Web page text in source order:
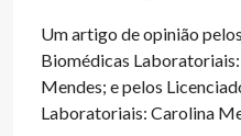
Um artigo de opinião
Biomédicas
Mendes; e pelos
Laboratoriais: Carolina